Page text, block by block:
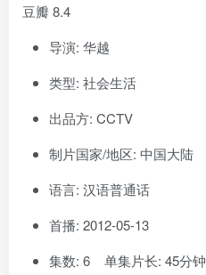
豆瓣 8.4
导演: 华越
类型: 社会生活
出品方: CCTV
制片国家/地区: 中国大陆
语言: 汉语普通话
首播: 2012-05-13
集数: 6 单集片长: 45分钟